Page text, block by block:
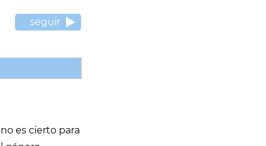
seguir
es cierto para